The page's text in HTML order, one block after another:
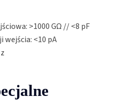
>1000 GΩ // <8 pF
wejścia: <10 pA